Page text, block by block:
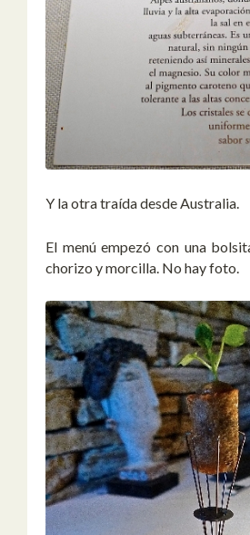
Y la otra traída desde Australia.
El menú empezó con una
chorizo y morcilla. No hay foto.